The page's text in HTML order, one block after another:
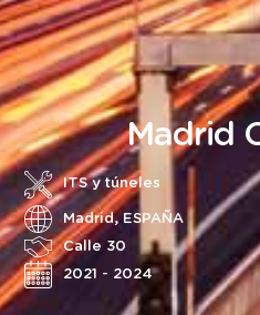
Madrid
ITS y túneles
Madrid, ESPAÑA
Calle 30
2021 - 2024